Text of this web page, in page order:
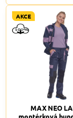
AKCE
MAX NEO
montérková